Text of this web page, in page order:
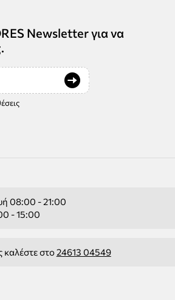
Newsletter για να
08:00 - 21:00
- 15:00
καλέστε στο24613 04549